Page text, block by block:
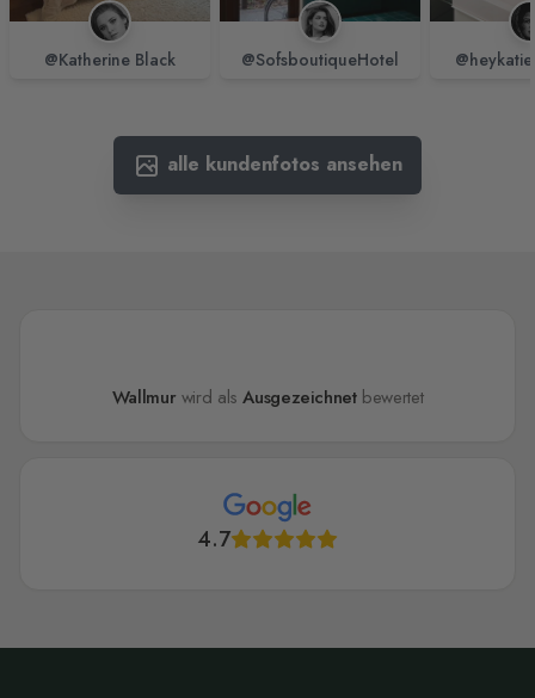
@Katherine Black @SofsboutiqueHotel
alle kundenfotos ansehen
Wallmur wird alsAusgezeichnetbewertet
4.7